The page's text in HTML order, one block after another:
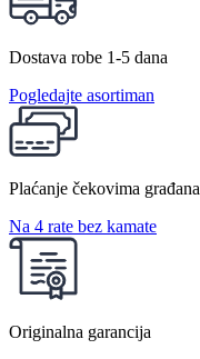
Dostava robe 1-5 dana
Pogledajte asortiman
Plaćanje čekovima građana
Na 4 rate bez kamate
Originalna garancija